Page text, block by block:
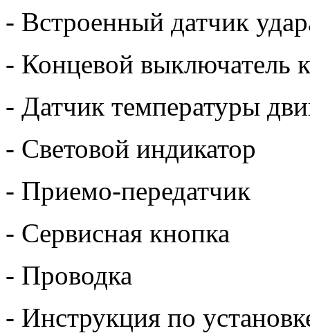
- Встроенный датчик
- Концевой выключатель
- Датчик температуры
- Световой индикатор
- Приемо-передатчик
- Сервисная кнопка
- Проводка
- Инструкция по